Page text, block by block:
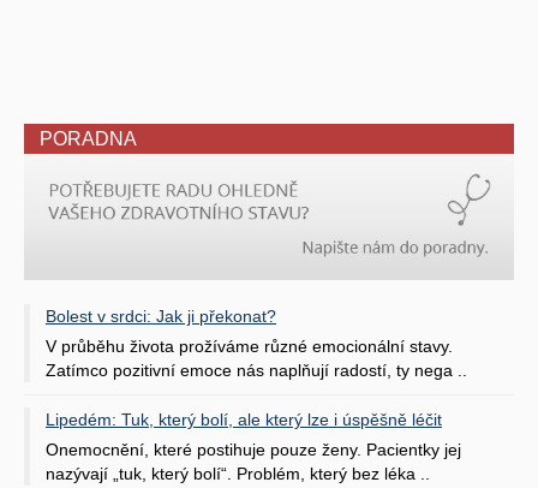
PORADNA
Bolest v srdci: Jak ji překonat?
V průběhu života prožíváme různé emocionální stavy.
Zatímco pozitivní emoce nás naplňují radostí, ty nega ..
Lipedém: Tuk, který bolí, ale který lze i úspěšně léčit
Onemocnění, které postihuje pouze ženy. Pacientky jej
nazývají „tuk, který bolí“. Problém, který bez léka ..